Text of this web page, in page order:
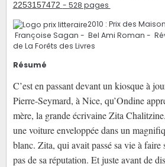
2253157472 - 528 pages
2010 : Prix des
Françoise Sagan - Bel Ami Roman -
de La Forêts des Livres
Résumé
C’est en passant devant un kiosque à
Pierre-Seymard, à Nice, qu’Ondine
mère, la grande écrivaine Zita
une voiture enveloppée dans un
blanc. Zita, qui avait passé sa vie à faire
pas de sa réputation. Et juste avant de